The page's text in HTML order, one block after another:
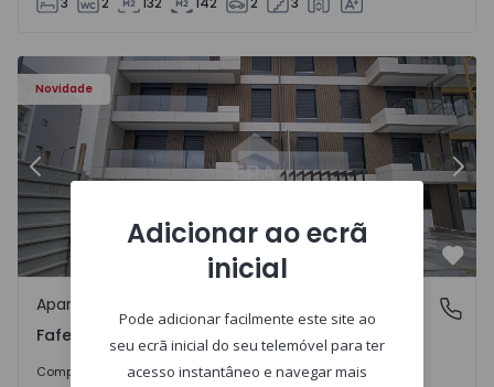
Novidade
Anterior
Fafe, Braga
Apartamento
Fafe, Braga
Comprar 325.800 €
Adicionar ao ecrã
inicial
Pode adicionar facilmente este site ao
seu ecrã inicial do seu telemóvel para ter
acesso instantâneo e navegar mais